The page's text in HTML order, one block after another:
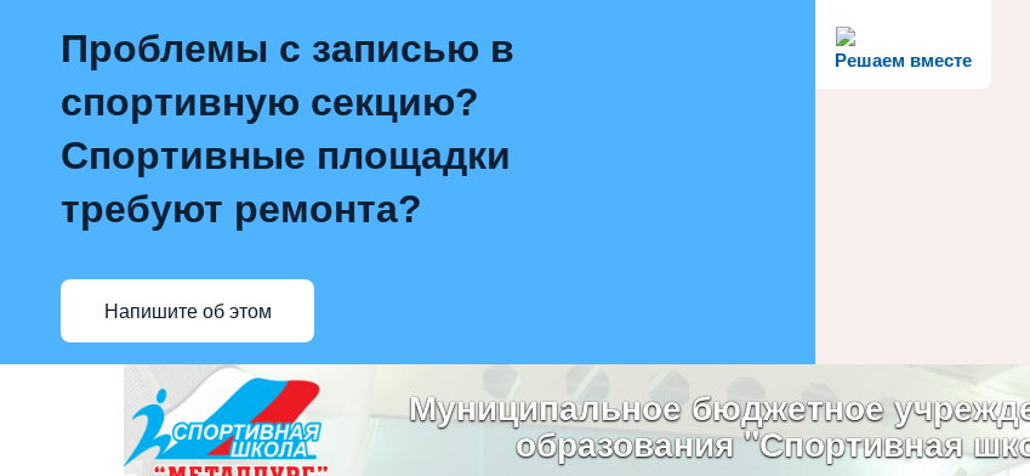
Решаем вместе
Проблемы с записью в
спортивную секцию?
Спортивные площадки
требуют ремонта?
Напишите об этом
Муниципальное бюджетное
образования "Спортивная